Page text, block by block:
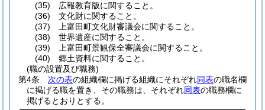
(35) 広報教育版に関すること。
(36) 文化財に関すること。
(37) 上富田町文化財審議会に関すること。
(38) 世界遺産に関すること。
(39) 上富田町景観保全審議会に関すること。
(40) 郷土資料に関すること。
(職の設置及び職務)
第4条
次の表の組織欄に掲げる組織にそれぞれ同表の職名欄
に掲げる職を置き、その職務は、それぞれ同表の職務欄に
掲げるとおりとする。